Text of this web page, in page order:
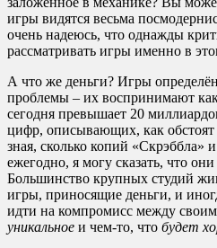
игры видятся весьма
очень надеюсь, что однажды
рассматривать игры именно в
А что же деньги? Игры
проблемы – их воспринимают
сегодня превышает 20
цифр, описывающих, как обстоят
зная, сколько копий «Скрэббла»
ежегодно, я могу сказать, что
Большинство крупных студий
игры, приносящие деньги, и
идти на компромисс между своим
уникальное и чем-то, что будет